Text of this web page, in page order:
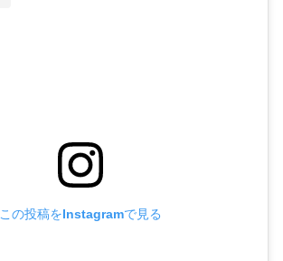
この投稿をInstagramで見る